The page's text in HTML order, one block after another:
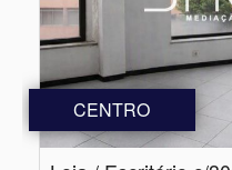
CENTRO